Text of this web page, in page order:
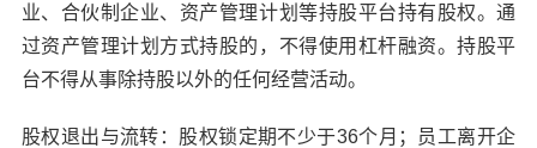
业、合伙制企业、资产管理计划等持股平台持有股权。通
过资产管理计划方式持股的，不得使用杠杆融资。持股平
台不得从事除持股以外的任何经营活动。
股权退出与流转：股权锁定期不少于36个月；员工离开企